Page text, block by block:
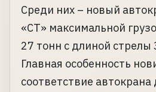
Среди них – новый
«СТ» максимальной
27 тонн с длиной стрелы
Главная особенность
соответствие